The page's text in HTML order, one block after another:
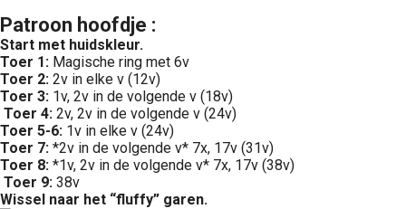
Patroon hoofdje :
Start met huidskleur.
Toer 1: Magische ring met 6v
Toer 2: 2v in elke v (12v)
Toer 3: 1v, 2v in de volgende v (18v)
Toer 4: 2v, 2v in de volgende v (24v)
Toer 5-6: 1v in elke v (24v)
Toer 7: *2v in de volgende v* 7x, 17v (31v)
Toer 8: *1v, 2v in de volgende v* 7x, 17v (38v)
Toer 9: 38v
Wissel naar het “fluffy” garen.